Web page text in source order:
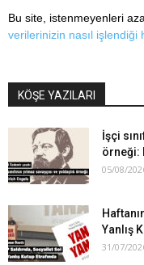
Bu site, istenmeyenleri
verilerinizin nasıl işlendiği
KÖŞE YAZILARI
İşçi
örneği:
05/08/
Yanlış
31/07/